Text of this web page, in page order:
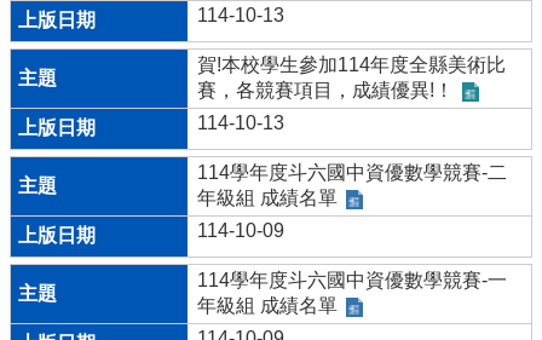
114-10-13
賀!本校學生參加114年度全縣美術比
賽，各競賽項目，成績優異!！
114-10-13
114學年度斗六國中資優數學競賽-二
年級組 成績名單
114-10-09
114學年度斗六國中資優數學競賽-一
年級組 成績名單